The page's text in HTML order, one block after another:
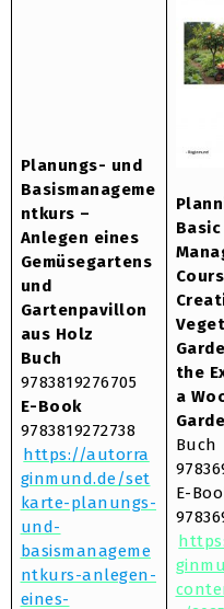
Planungs- und
Basismanageme
ntkurs –
Anlegen eines
Gemüsegartens
und
Gartenpavillon
aus Holz
Buch
9783819276705
E-Book
9783819272738
https://autorra
ginmund.de/set
karte-planungs-
und-
basismanageme
ntkurs-anlegen-
eines-
Basic
the
a
Buch
E-